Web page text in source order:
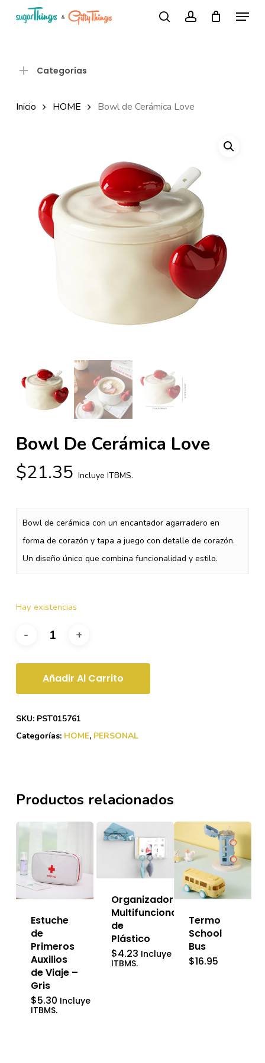
Búsqueda
Menu
Categorías
Inicio HOME Bowl de Cerámica Love
Bowl De Cerámica Love
$21.35 Incluye ITBMS.
Bowl de cerámica con un encantador agarradero en
forma de corazón y tapa a juego con detalle de corazón.
Un diseño único que combina funcionalidad y estilo.
Hay existencias
Añadir Al Carrito
SKU: PST015761
Categorías: HOME, PERSONAL
Productos relacionados
Estuche
de
Primeros
Auxilios
de Viaje –
Gris
$5.30 Incluye
ITBMS.
Organizador
Multifuncional
de
Plástico
$4.23 Incluye
ITBMS.
Termo
School
Bus
$16.95